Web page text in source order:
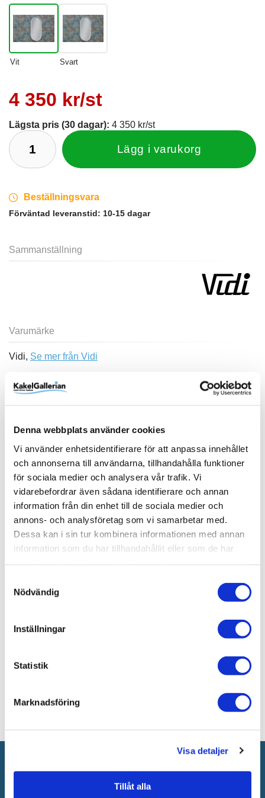
Denna webbplats använder cookies
Vi använder enhetsidentifierare för att anpassa innehållet
och annonserna till användarna, tillhandahålla funktioner
för sociala medier och analysera vår trafik. Vi
vidarebefordrar även sådana identifierare och annan
information från din enhet till de sociala medier och
annons- och analysföretag som vi samarbetar med.
Dessa kan i sin tur kombinera informationen med annan
information som du har tillhandahållit eller som de har
Nödvändig
Inställningar
Statistik
Marknadsföring
Visa detaljer
Tillåt alla
Vit Svart
4 350 kr/st
Lägsta pris (30 dagar): 4 350 kr/st
Lägg i varukorg
Beställningsvara
Förväntad leveranstid: 10-15 dagar
Sammanställning
Varumärke
Vidi, Se mer från Vidi
Produktbeskrivning
Produktinformation
SKU / artikelnummer: 7-692002-VIDI
Bad & kök / Badrum /
Anmäl dig till vårt nyhetsbrev!
Kampanjer